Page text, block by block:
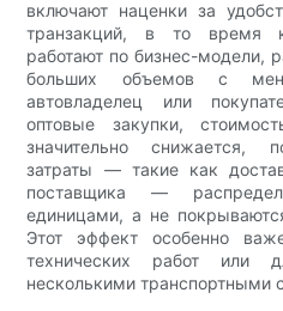
включают наценки за
транзакций, в то время
работают по бизнес-модели,
больших объемов с
автовладелец или
оптовые закупки,
значительно снижается,
затраты — такие как
поставщика —
единицами, а не
Этот эффект особенно
технических работ или
несколькими транспортными